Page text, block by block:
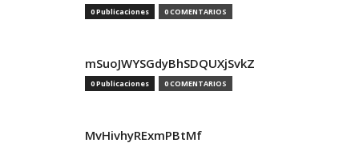
0 Publicaciones 0 COMENTARIOS
mSuoJWYSGdyBhSDQUXjSvkZ
0 Publicaciones 0 COMENTARIOS
MvHivhyRExmPBtMf